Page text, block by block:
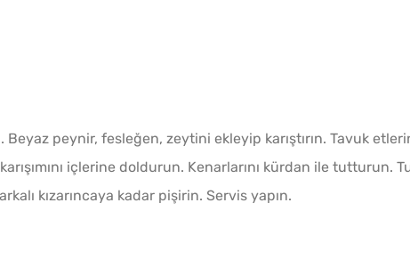
Beyaz peynir, fesleğen, zeytini ekleyip karıştırın. Tavuk
içlerine doldurun. Kenarlarını kürdan ile tutturun.
kızarıncaya kadar pişirin. Servis yapın.